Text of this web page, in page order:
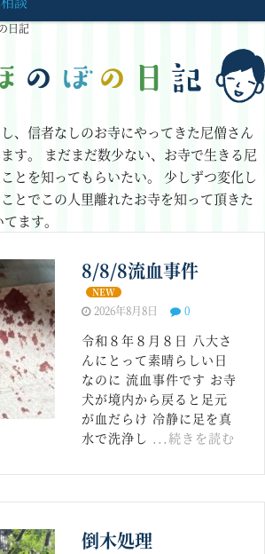
日記
、信者なしのお寺にやってきた尼僧さん
す。 まだまだ数少ない、お寺で生きる尼
とを知ってもらいたい。
少しずつ変化し
とでこの人里離れたお寺を知って頂きた
ます。
8/8/8流血事件
NEW
2026年8月8日 0
令和８年８月８日 八大さ
んにとって素晴らしい日
なのに 流血事件です お寺
犬が境内から戻ると足元
が血だらけ 冷静に足を真
水で洗浄し
...続きを読む
倒木処理